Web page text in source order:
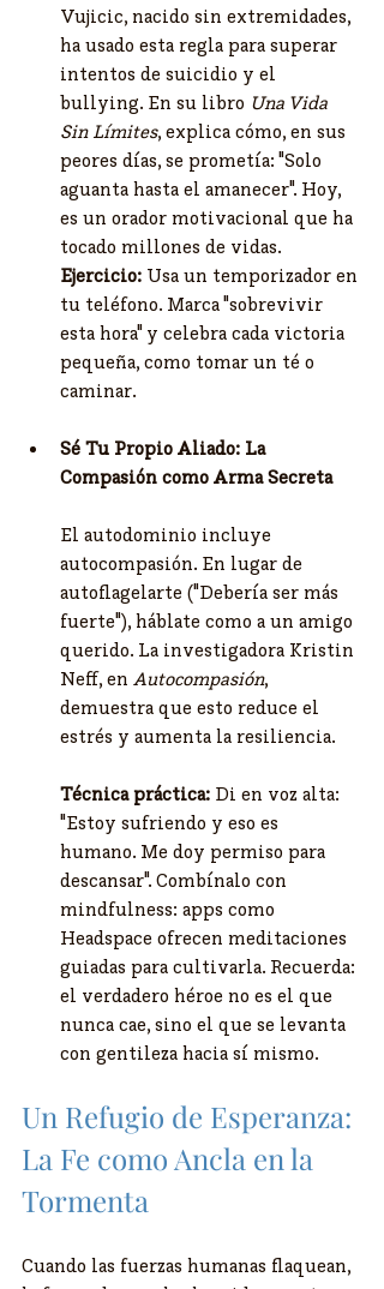
Vujicic, nacido sin extremidades,
ha usado esta regla para superar
intentos de suicidio y el
bullying. En su libro Una Vida
Sin Límites, explica cómo, en sus
peores días, se prometía: "Solo
aguanta hasta el amanecer". Hoy,
es un orador motivacional que ha
tocado millones de vidas.
Ejercicio: Usa un temporizador en
tu teléfono. Marca "sobrevivir
esta hora" y celebra cada victoria
pequeña, como tomar un té o
caminar.
Sé Tu Propio Aliado: La
Compasión como Arma Secreta
El autodominio incluye
autocompasión. En lugar de
autoflagelarte ("Debería ser más
fuerte"), háblate como a un amigo
querido. La investigadora Kristin
Neff, en Autocompasión,
demuestra que esto reduce el
estrés y aumenta la resiliencia.
Técnica práctica: Di en voz alta:
"Estoy sufriendo y eso es
humano. Me doy permiso para
descansar". Combínalo con
mindfulness: apps como
Headspace ofrecen meditaciones
guiadas para cultivarla. Recuerda:
el verdadero héroe no es el que
nunca cae, sino el que se levanta
con gentileza hacia sí mismo.
Un Refugio de Esperanza:
La Fe como Ancla en la
Tormenta
Cuando las fuerzas humanas flaquean,